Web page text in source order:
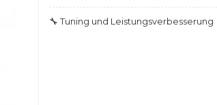
🔧 Tuning und Leistungsverbesserung